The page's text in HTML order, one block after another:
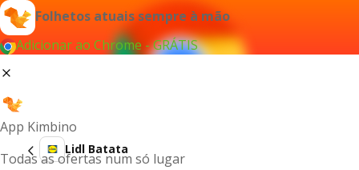
Folhetos atuais sempre à mão
Adicionar ao Chrome - GRÁTIS
App Kimbino
Todas as ofertas num só lugar
Lidl Batata